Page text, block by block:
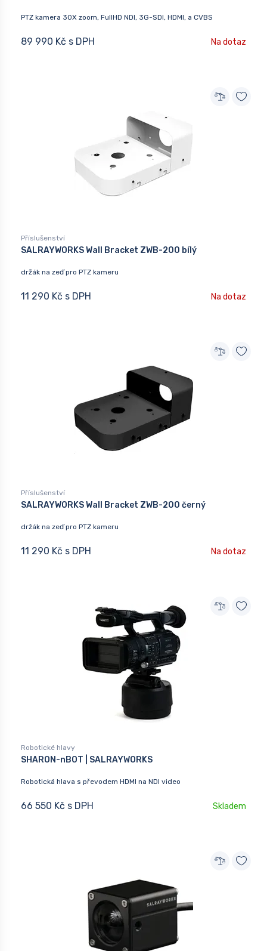
PTZ kamera 30X zoom, FullHD NDI, 3G-SDI, HDMI, a CVBS
89 990 Kč s DPH Na dotaz
Příslušenství
SALRAYWORKS Wall Bracket ZWB-200 bílý
držák na zeď pro PTZ kameru
11 290 Kč s DPH Na dotaz
Příslušenství
SALRAYWORKS Wall Bracket ZWB-200 černý
držák na zeď pro PTZ kameru
11 290 Kč s DPH Na dotaz
Robotické hlavy
SHARON-nBOT | SALRAYWORKS
Robotická hlava s převodem HDMI na NDI video
66 550 Kč s DPH Skladem